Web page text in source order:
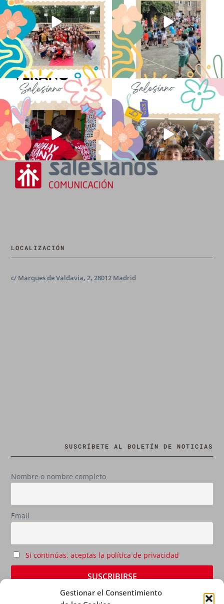
Gestionar el Consentimiento
No hay verano sin que sea Salesiano ❤️
💫 en Luz 4
...
0
viviendo la alegría en el campamento
...
LOCALIZACIÓN
c/ Marques de Valdavia, 2, 28012 Madrid
SUSCRÍBETE AL BOLETÍN DE NOTICIAS
Nombre o nombre completo
Email
Si continúas, aceptas la política de privacidad